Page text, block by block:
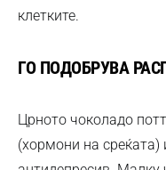
клетките.
ГО ПОДОБРУВА
Црното чоколадо
(хормони на